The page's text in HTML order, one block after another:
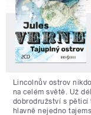
Lincolnův ostrov
na celém světě. Už
dobrodružství s pěticí
hlavně nejedno